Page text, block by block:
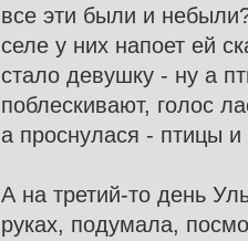
все эти были и
селе у них напоет ей
стало девушку - ну а
поблескивают, голос
а проснулася - птицы
А на третий-то день
руках, подумала,